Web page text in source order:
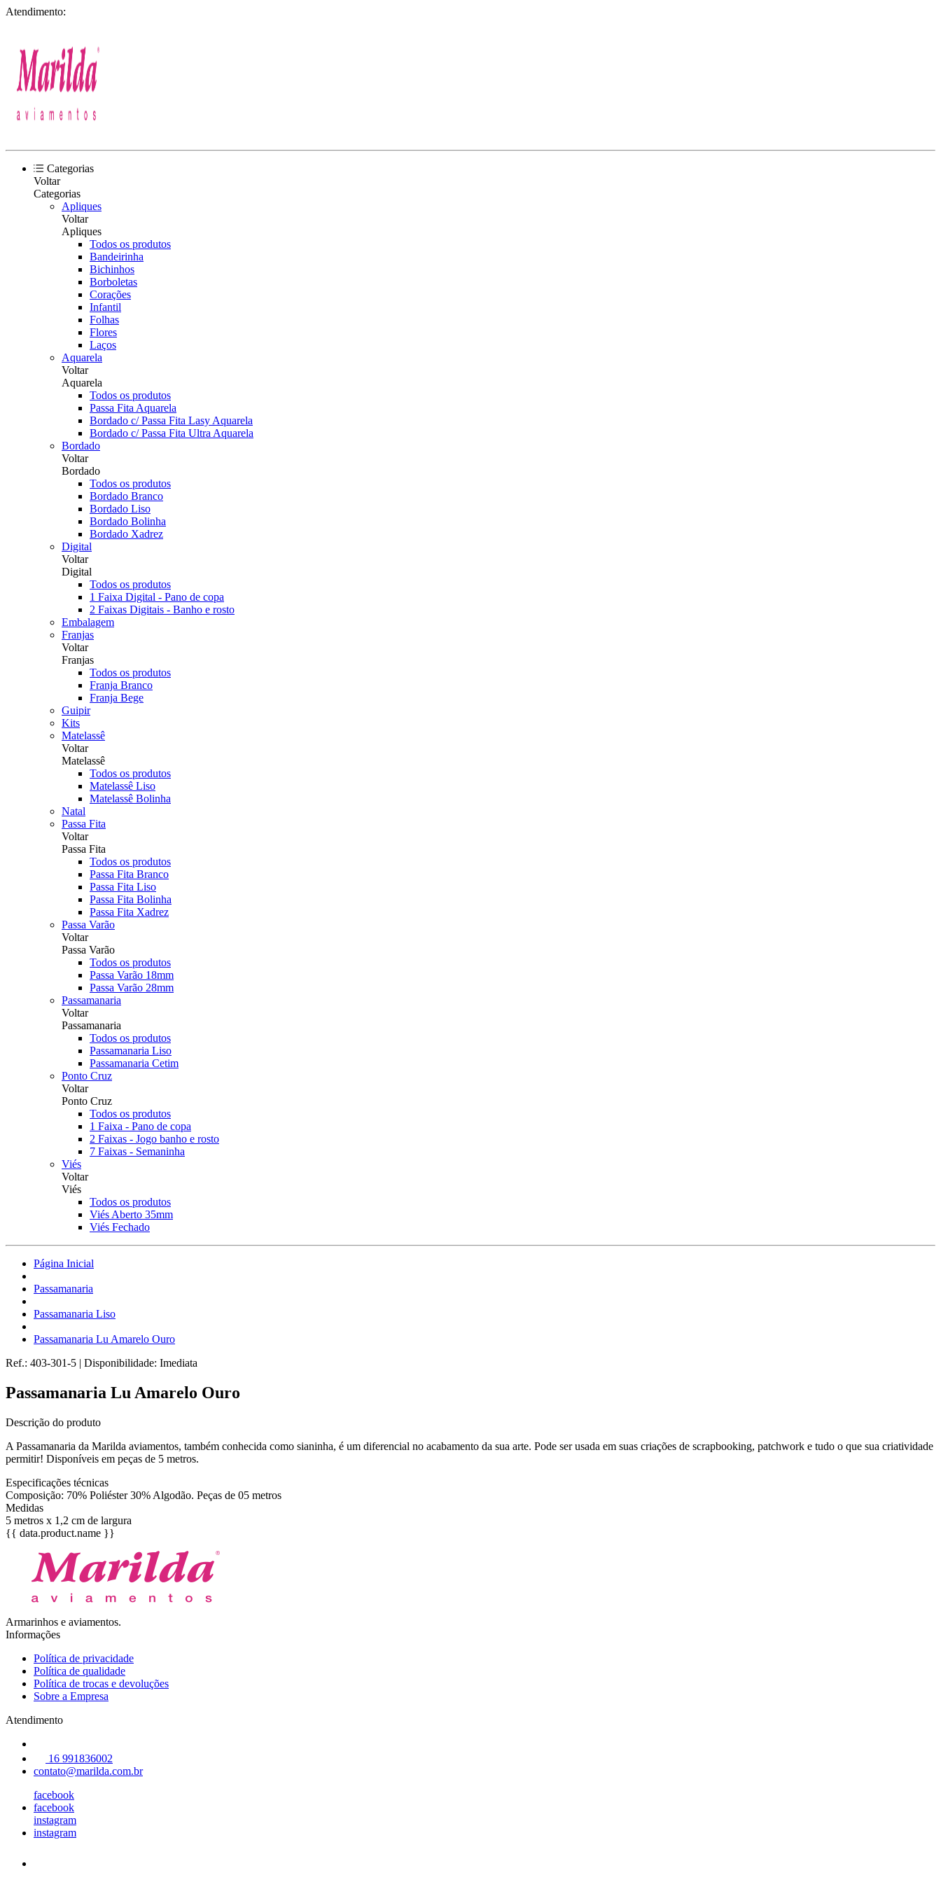
Atendimento:
Categorias
Voltar
Categorias
Apliques
Voltar
Apliques
Todos os produtos
Bandeirinha
Bichinhos
Borboletas
Corações
Infantil
Folhas
Flores
Laços
Aquarela
Voltar
Aquarela
Todos os produtos
Passa Fita Aquarela
Bordado c/ Passa Fita Lasy Aquarela
Bordado c/ Passa Fita Ultra Aquarela
Bordado
Voltar
Bordado
Todos os produtos
Bordado Branco
Bordado Liso
Bordado Bolinha
Bordado Xadrez
Digital
Voltar
Digital
Todos os produtos
1 Faixa Digital - Pano de copa
2 Faixas Digitais - Banho e rosto
Embalagem
Franjas
Voltar
Franjas
Todos os produtos
Franja Branco
Franja Bege
Guipir
Kits
Matelassê
Voltar
Matelassê
Todos os produtos
Matelassê Liso
Matelassê Bolinha
Natal
Passa Fita
Voltar
Passa Fita
Todos os produtos
Passa Fita Branco
Passa Fita Liso
Passa Fita Bolinha
Passa Fita Xadrez
Passa Varão
Voltar
Passa Varão
Todos os produtos
Passa Varão 18mm
Passa Varão 28mm
Passamanaria
Voltar
Passamanaria
Todos os produtos
Passamanaria Liso
Passamanaria Cetim
Ponto Cruz
Voltar
Ponto Cruz
Todos os produtos
1 Faixa - Pano de copa
2 Faixas - Jogo banho e rosto
7 Faixas - Semaninha
Viés
Voltar
Viés
Todos os produtos
Viés Aberto 35mm
Viés Fechado
Página Inicial
Passamanaria
Passamanaria Liso
Passamanaria Lu Amarelo Ouro
Ref.: 403-301-5 | Disponibilidade: Imediata
Passamanaria Lu Amarelo Ouro
Descrição do produto
A Passamanaria da Marilda aviamentos, também conhecida como sianinha, é um diferencial no acabamento da sua arte. Pode ser usada em suas criações de scrapbooking, patchwork e tudo o que sua criatividade
permitir! Disponíveis em peças de 5 metros.
Especificações técnicas
Composição: 70% Poliéster 30% Algodão. Peças de 05 metros
Medidas
5 metros x 1,2 cm de largura
{{ data.product.name }}
Armarinhos e aviamentos.
Informações
Política de privacidade
Política de qualidade
Política de trocas e devoluções
Sobre a Empresa
Atendimento
16 991836002
contato@marilda.com.br
facebook
facebook
instagram
instagram